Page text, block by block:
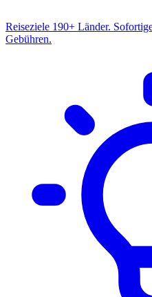
Reiseziele 190+ Länder.
Gebühren.